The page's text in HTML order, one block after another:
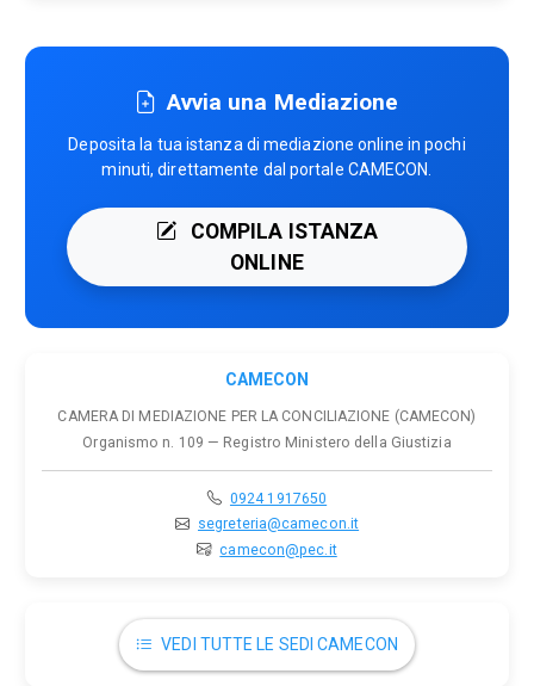
Avvia una Mediazione
Deposita la tua istanza di mediazione online in pochi
minuti, direttamente dal portale CAMECON.
COMPILA ISTANZA
ONLINE
CAMECON
CAMERA DI MEDIAZIONE PER LA CONCILIAZIONE (CAMECON)
Organismo n. 109 — Registro Ministero della Giustizia
0924 1917650
segreteria@camecon.it
camecon@pec.it
VEDI TUTTE LE SEDI CAMECON